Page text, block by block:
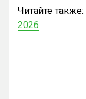
Читайте также:
2026